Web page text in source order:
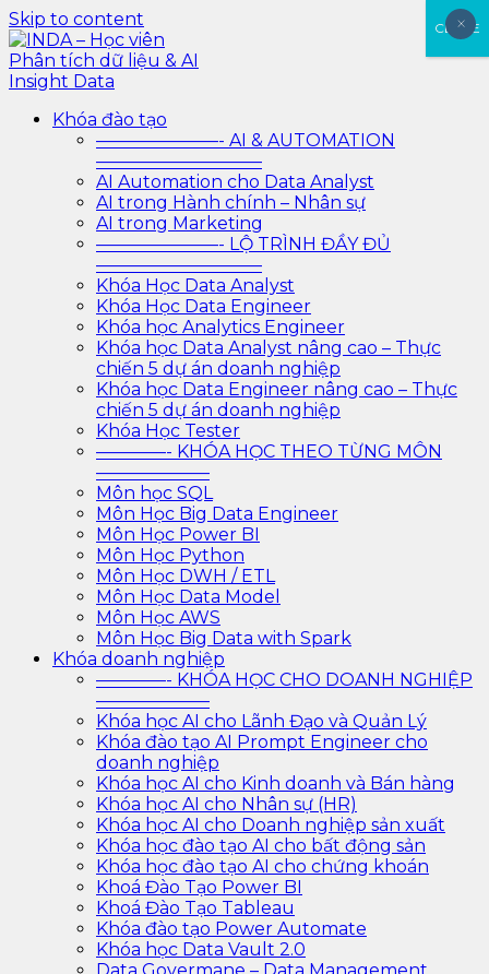
Skip to content
INDA – Học viên Phân tích dữ liệu & AI Insight Data
INDA – Học viện Đào tạo phân tích dữ liệu & AI chuyên
sâu cho ngành ngân hàng – bảo hiểm – chứng khoán
và doanh nghiệp với các project thực tế, cá nhân hóa
lộ trình với AI
Khóa đào tạo
———————- AI & AUTOMATION
—————————–
AI Automation cho Data Analyst
AI trong Hành chính – Nhân sự
AI trong Marketing
———————- LỘ TRÌNH ĐẦY ĐỦ
—————————–
Khóa Học Data Analyst
Khóa Học Data Engineer
Khóa học Analytics Engineer
Khóa học Data Analyst nâng cao – Thực
chiến 5 dự án doanh nghiệp
Khóa học Data Engineer nâng cao – Thực
chiến 5 dự án doanh nghiệp
Khóa Học Tester
————- KHÓA HỌC THEO TỪNG MÔN
——————–
Môn học SQL
Môn Học Big Data Engineer
Môn Học Power BI
Môn Học Python
Môn Học DWH / ETL
Môn Học Data Model
Môn Học AWS
Môn Học Big Data with Spark
Khóa doanh nghiệp
————- KHÓA HỌC CHO DOANH NGHIỆP
——————–
Khóa học AI cho Lãnh Đạo và Quản Lý
Khóa đào tạo AI Prompt Engineer cho
doanh nghiệp
Khóa học AI cho Kinh doanh và Bán hàng
Khóa học AI cho Nhân sự (HR)
Khóa học AI cho Doanh nghiệp sản xuất
Khóa học đào tạo AI cho bất động sản
Khóa học đào tạo AI cho chứng khoán
Khoá Đào Tạo Power BI
Khoá Đào Tạo Tableau
Khóa đào tạo Power Automate
Khóa học Data Vault 2.0
×
CLOSE
×